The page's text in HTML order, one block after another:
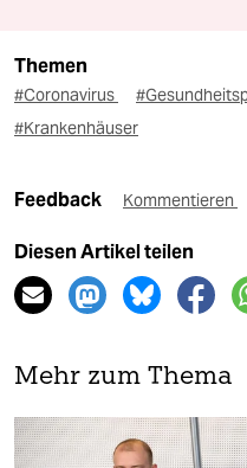
Themen
#Coronavirus
#Krankenhäuser
Feedback Kommentieren
Diesen Artikel teilen
Mehr zum Thema